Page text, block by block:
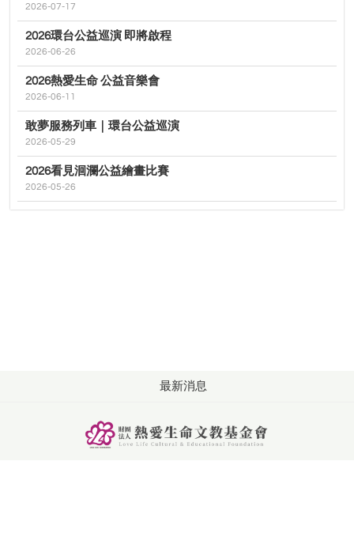
2026-07-17
2026環台公益巡演 即將啟程
2026-06-26
2026熱愛生命 公益音樂會
2026-06-11
敢夢服務列車｜環台公益巡演
2026-05-29
2026看見洄瀾公益繪畫比賽
2026-05-26
最新消息